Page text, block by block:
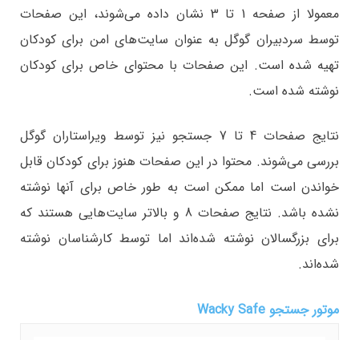
معمولا از صفحه 1 تا 3 نشان داده می‌شوند، این صفحات
توسط سردبیران گوگل به عنوان سایت‌های امن برای کودکان
تهیه شده است. این صفحات با محتوای خاص برای کودکان
نوشته شده است.
نتایج صفحات 4 تا 7 جستجو نیز توسط ویراستاران گوگل
بررسی می‌شوند. محتوا در این صفحات هنوز برای کودکان قابل
خواندن است اما ممکن است به طور خاص برای آنها نوشته
نشده باشد. نتایج صفحات 8 و بالاتر سایت‌هایی هستند که
برای بزرگسالان نوشته شده‌اند اما توسط کارشناسان نوشته
شده‌اند.
موتور جستجو Wacky Safe